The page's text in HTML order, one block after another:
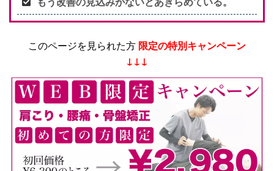
このページを見られた方 限定の特別キャンペーン
↓↓↓